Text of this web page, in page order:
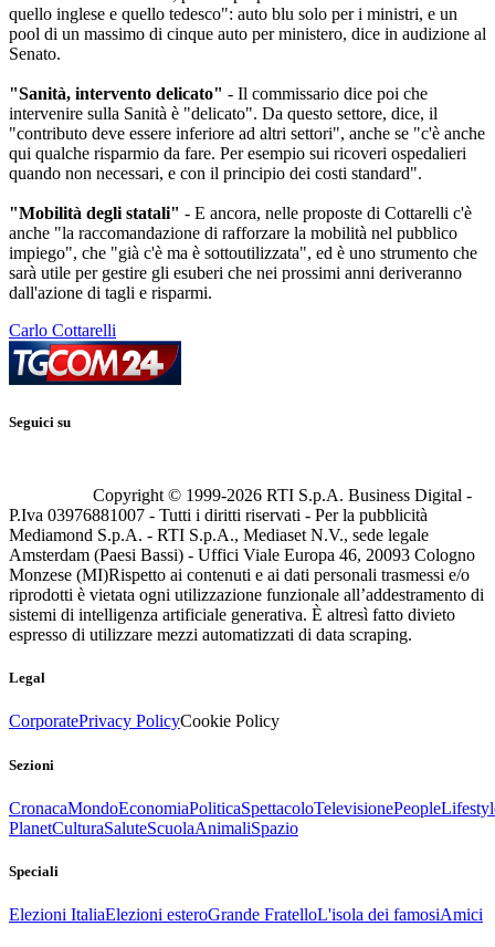
quello inglese e quello tedesco": auto blu solo per i ministri, e un
pool di un massimo di cinque auto per ministero, dice in audizione al
Senato.
"Sanità, intervento delicato" - Il commissario dice poi che
intervenire sulla Sanità è "delicato". Da questo settore, dice, il
"contributo deve essere inferiore ad altri settori", anche se "c'è anche
qui qualche risparmio da fare. Per esempio sui ricoveri ospedalieri
quando non necessari, e con il principio dei costi standard".
"Mobilità degli statali" - E ancora, nelle proposte di Cottarelli c'è
anche "la raccomandazione di rafforzare la mobilità nel pubblico
impiego", che "già c'è ma è sottoutilizzata", ed è uno strumento che
sarà utile per gestire gli esuberi che nei prossimi anni deriveranno
dall'azione di tagli e risparmi.
Carlo Cottarelli
Seguici su
Copyright © 1999-2026 RTI S.p.A. Business Digital -
P.Iva 03976881007 - Tutti i diritti riservati - Per la pubblicità
Mediamond S.p.A. - RTI S.p.A., Mediaset N.V., sede legale
Amsterdam (Paesi Bassi) - Uffici Viale Europa 46, 20093 Cologno
Monzese (MI)Rispetto ai contenuti e ai dati personali trasmessi e/o
riprodotti è vietata ogni utilizzazione funzionale all’addestramento di
sistemi di intelligenza artificiale generativa. È altresì fatto divieto
espresso di utilizzare mezzi automatizzati di data scraping.
Legal
CorporatePrivacy PolicyCookie Policy
Sezioni
CronacaMondoEconomiaPoliticaSpettacoloTelevisionePeople
PlanetCulturaSaluteScuolaAnimaliSpazio
Speciali
Elezioni ItaliaElezioni esteroGrande FratelloL'isola dei famosiAmici